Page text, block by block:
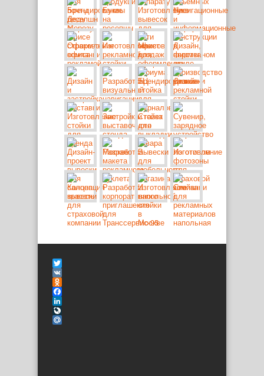
Twitter
VK
Odnoklassniki
Facebook
LinkedIn
LiveJournal